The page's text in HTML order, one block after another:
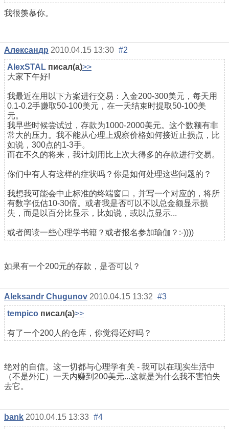
我很羡慕你。
Александр 2010.04.15 13:30 #2
AlexSTAL писал(а)>>
大家下午好!
我最近在用以下方案进行交易：入金200-300美元，每天用
0.1-0.2手赚取50-100美元，在一天结束时提取50-100美
元。
我早些时候尝试过，存款为1000-2000美元。这个数额有非
常大的压力。我不能从心理上观察价格如何接近止损点，比
如说，300点的1-3手。
而在不久的将来，我计划用比上次大得多的存款进行交易。
你们中有人有这样的症状吗？你是如何处理这些问题的？
我想我可能会中止标准的终端窗口，并写一个对应的，将所
有数字低估10-30倍。或者我是否可以不以总金额显示损
失，而是以百分比显示，比如说，或以点显示...
或者阅读一些心理学书籍？或者报名参加瑜伽？:-))))
如果有一个200元的存款，是否可以？
Aleksandr Chugunov 2010.04.15 13:32 #3
tempico писал(а)>>
有了一个200人的仓库，你觉得还好吗？
绝对的自信。这一切都与心理学有关 - 我可以在现实生活中
（不是外汇）一天内赚到200美元...这就是为什么我不害怕失
去它。
bank 2010.04.15 13:33 #4